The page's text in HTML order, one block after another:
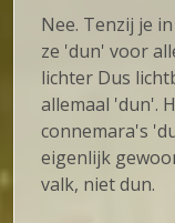
Nee. Tenzij je
ze 'dun' voor
lichter Dus
allemaal 'dun'.
connemara's
eigenlijk
valk, niet dun.